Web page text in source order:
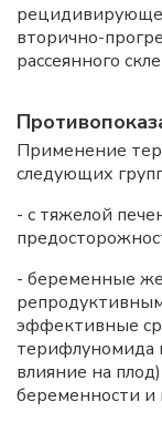
вторично-
рассеянного
Применение
следующих
- с тяжелой
- беременные
эффективные
терифлуномида
влияние на
беременности и